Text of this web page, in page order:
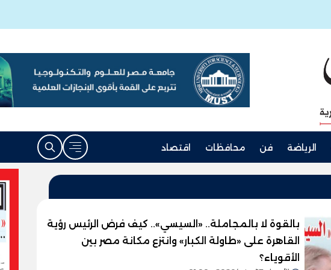
الرياضة فن محافظات اقتصاد
بالقوة لا بالمجاملة.. «السيسي».. كيف فرض الرئيس رؤية
القاهرة على «طاولة الكبار» وانتزع مكانة مصر بين
الأقوياء؟